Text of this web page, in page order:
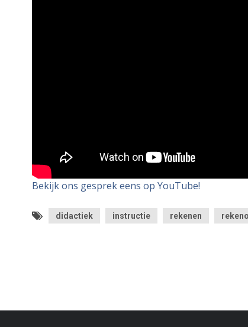
Bekijk ons gesprek eens op YouTube!
didactiek instructie rekenen